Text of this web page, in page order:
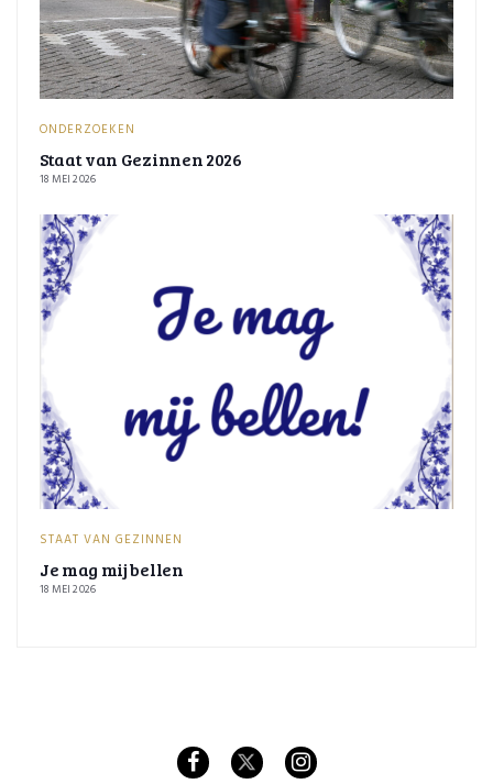
ONDERZOEKEN
Staat van Gezinnen 2026
18 MEI 2026
STAAT VAN GEZINNEN
Je mag mij bellen
18 MEI 2026